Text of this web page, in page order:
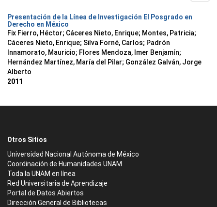
Presentación de la Línea de Investigación El Posgrado en
Derecho en México
Fix Fierro, Héctor; Cáceres Nieto, Enrique; Montes, Patricia;
Cáceres Nieto, Enrique; Silva Forné, Carlos; Padrón
Innamorato, Mauricio; Flores Mendoza, Imer Benjamín;
Hernández Martínez, María del Pilar; González Galván, Jorge
Alberto
2011
Otros Sitios
Universidad Nacional Autónoma de México
Coordinación de Humanidades UNAM
Toda la UNAM en línea
Red Universitaria de Aprendizaje
Portal de Datos Abiertos
Dirección General de Bibliotecas